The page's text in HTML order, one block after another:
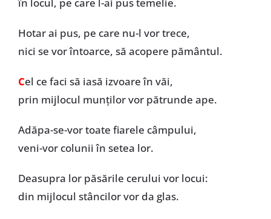
Hotar ai pus, pe care nu-l vor trece,
nici se vor întoarce, să acopere pământul.
Cel ce faci să iasă izvoare în văi,
prin mijlocul munților vor pătrunde ape.
Adăpa-se-vor toate fiarele câmpului,
veni-vor colunii în setea lor.
Deasupra lor păsările cerului vor locui:
din mijlocul stâncilor vor da glas.